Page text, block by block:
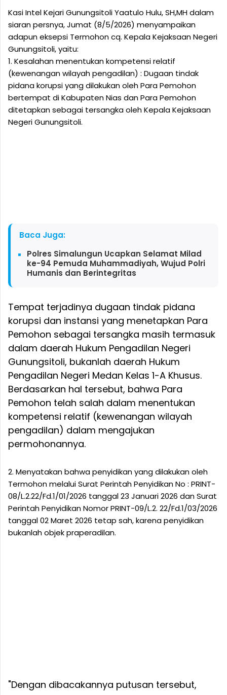
Kasi Intel Kejari Gunungsitoli Yaatulo Hulu, SH,MH dalam
siaran persnya, Jumat (8/5/2026) menyampaikan
adapun eksepsi Termohon cq. Kepala Kejaksaan Negeri
Gunungsitoli, yaitu:
1. Kesalahan menentukan kompetensi relatif
(kewenangan wilayah pengadilan) : Dugaan tindak
pidana korupsi yang dilakukan oleh Para Pemohon
bertempat di Kabupaten Nias dan Para Pemohon
ditetapkan sebagai tersangka oleh Kepala Kejaksaan
Negeri Gunungsitoli.
Baca Juga:
Polres Simalungun Ucapkan Selamat Milad
ke-94 Pemuda Muhammadiyah, Wujud Polri
Humanis dan Berintegritas
Tempat terjadinya dugaan tindak pidana
korupsi dan instansi yang menetapkan Para
Pemohon sebagai tersangka masih termasuk
dalam daerah Hukum Pengadilan Negeri
Gunungsitoli, bukanlah daerah Hukum
Pengadilan Negeri Medan Kelas 1-A Khusus.
Berdasarkan hal tersebut, bahwa Para
Pemohon telah salah dalam menentukan
kompetensi relatif (kewenangan wilayah
pengadilan) dalam mengajukan
permohonannya.
2. Menyatakan bahwa penyidikan yang dilakukan oleh
Termohon melalui Surat Perintah Penyidikan No : PRINT-
08/L.2.22/Fd.1/01/2026 tanggal 23 Januari 2026 dan Surat
Perintah Penyidikan Nomor PRINT-09/L.2. 22/Fd.1/03/2026
tanggal 02 Maret 2026 tetap sah, karena penyidikan
bukanlah objek praperadilan.
"Dengan dibacakannya putusan tersebut,